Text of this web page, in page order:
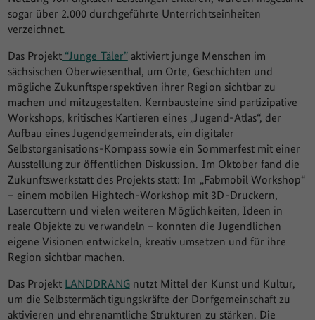
sogar über 2.000 durchgeführte Unterrichtseinheiten
verzeichnet.
Das Projekt “Junge Täler”aktiviert junge Menschen im
sächsischen Oberwiesenthal, um Orte, Geschichten und
mögliche Zukunftsperspektiven ihrer Region sichtbar zu
machen und mitzugestalten. Kernbausteine sind partizipative
Workshops, kritisches Kartieren eines „Jugend-Atlas“, der
Aufbau eines Jugendgemeinderats, ein digitaler
Selbstorganisations-Kompass sowie ein Sommerfest mit einer
Ausstellung zur öffentlichen Diskussion. Im Oktober fand die
Zukunftswerkstatt des Projekts statt: Im „Fabmobil Workshop“
– einem mobilen Hightech-Workshop mit 3D-Druckern,
Lasercuttern und vielen weiteren Möglichkeiten, Ideen in
reale Objekte zu verwandeln – konnten die Jugendlichen
eigene Visionen entwickeln, kreativ umsetzen und für ihre
Region sichtbar machen.
Das Projekt LANDDRANGnutzt Mittel der Kunst und Kultur,
um die Selbstermächtigungskräfte der Dorfgemeinschaft zu
aktivieren und ehrenamtliche Strukturen zu stärken. Die